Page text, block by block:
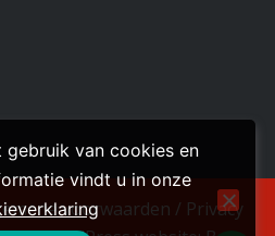
voorwaarden / Privacy
gebruik van cookies en
vindt u in onze